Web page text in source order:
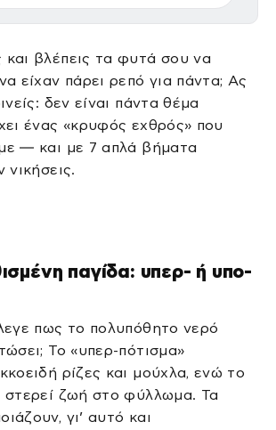
βλέπεις τα φυτά σου να
είχαν πάρει ρεπό για πάντα; Ας
δεν είναι πάντα θέμα
ένας «κρυφός εχθρός» που
— και με 7 απλά βήματα
νικήσεις.
παγίδα: υπερ- ή υπο-
πως το πολυπόθητο νερό
Το «υπερ-πότισμα»
ρίζες και μούχλα, ενώ το
στερεί ζωή στο φύλλωμα. Τα
γι’ αυτό και